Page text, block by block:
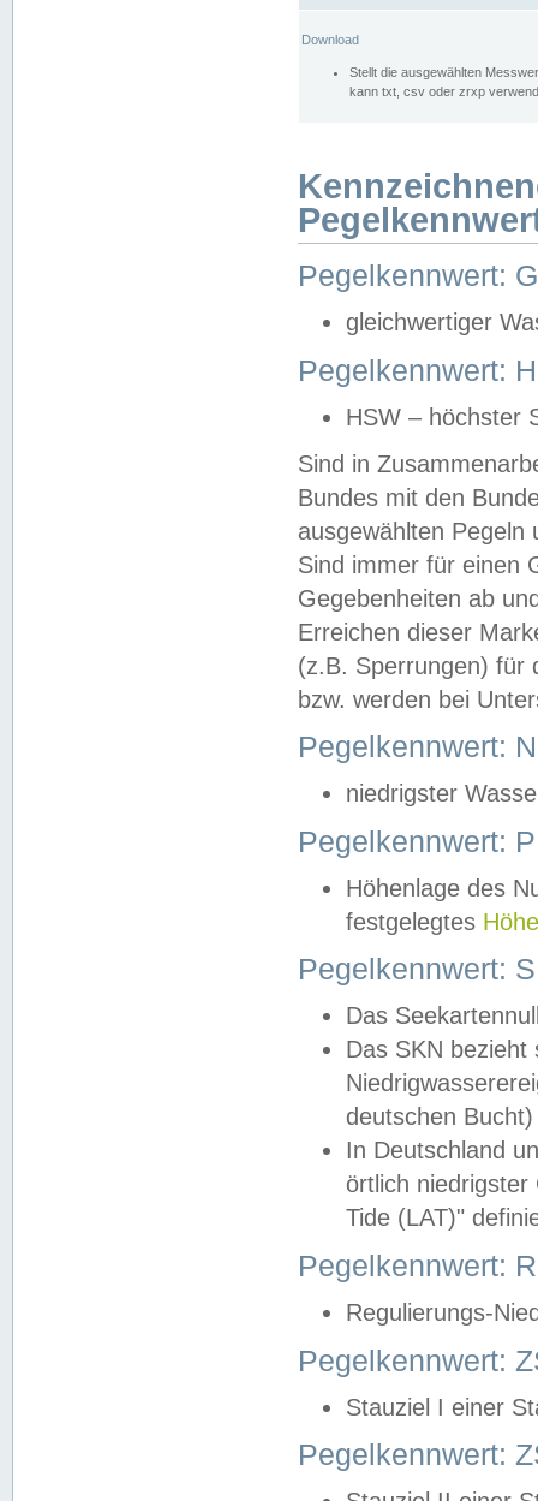
Download
Stellt die ausgewählten
kann txt, csv oder zrxp
Pegelkennwert:
gleichwertiger
Pegelkennwert:
HSW – höchster
Sind in
Bundes mit den
ausgewählten
Sind immer für einen
Gegebenheiten ab
Erreichen dieser
(z.B. Sperrungen) für
bzw. werden bei
Pegelkennwert:
niedrigster
Pegelkennwert:
Höhenlage des
festgelegtes
Pegelkennwert:
Das
Das SKN
deutschen
In Deutschland
örtlich
Tide (LAT)"
Pegelkennwert:
Regulierungs-
Pegelkennwert:
Stauziel I einer
Pegelkennwert: